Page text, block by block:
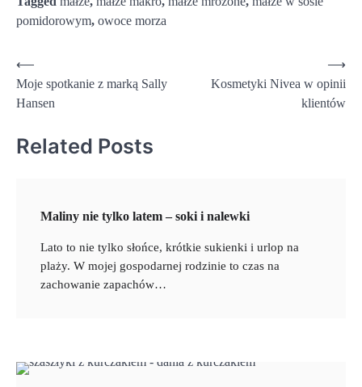
pomidorowym, owoce morza
Nawigacja
wpisu
⟵
Moje spotkanie z marką Sally
Hansen
Kosmetyki Nivea w opinii
klientów
⟶
Related Posts
Maliny nie tylko latem – soki i nalewki
Lato to nie tylko słońce, krótkie sukienki i urlop na
plaży. W mojej gospodarnej rodzinie to czas na
zachowanie zapachów…